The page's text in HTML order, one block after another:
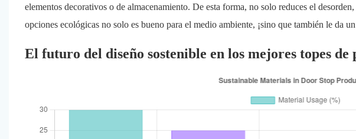
elementos decorativos o de almacenamiento. De esta forma, no solo reduces el
opciones ecológicas no solo es bueno para el medio ambiente, ¡sino que también le da
El futuro del diseño sostenible en los mejores topes